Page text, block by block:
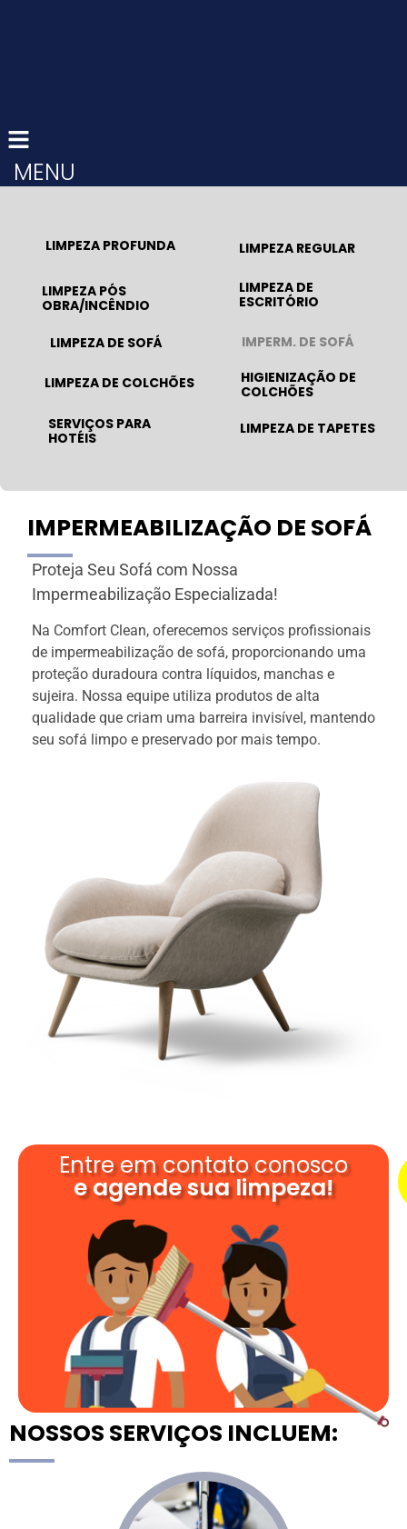
MENU
LIMPEZA PROFUNDA LIMPEZA REGULAR
LIMPEZA PÓS
OBRA/INCÊNDIO
LIMPEZA DE
ESCRITÓRIO
LIMPEZA DE SOFÁ IMPERM. DE SOFÁ
LIMPEZA DE COLCHÕES
HIGIENIZAÇÃO DE
COLCHÕES
SERVIÇOS PARA
HOTÉIS
LIMPEZA DE TAPETES
IMPERMEABILIZAÇÃO DE SOFÁ
Proteja Seu Sofá com Nossa
Impermeabilização Especializada!
Na Comfort Clean, oferecemos serviços profissionais
de impermeabilização de sofá, proporcionando uma
proteção duradoura contra líquidos, manchas e
sujeira. Nossa equipe utiliza produtos de alta
qualidade que criam uma barreira invisível, mantendo
seu sofá limpo e preservado por mais tempo.
Entre em contato conosco
e agende sua limpeza!
NOSSOS SERVIÇOS INCLUEM: